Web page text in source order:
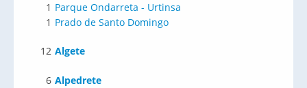
1 Parque Ondarreta - Urtinsa
1 Prado de Santo Domingo
12 Algete
6 Alpedrete